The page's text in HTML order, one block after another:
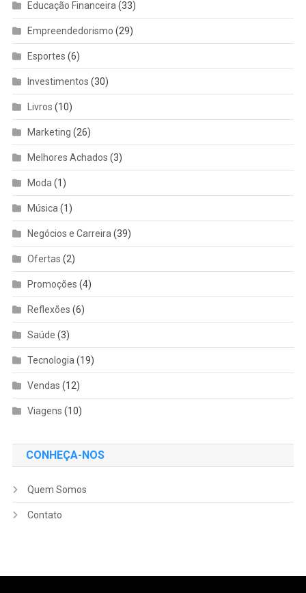
Educação Financeira (33)
Empreendedorismo (29)
Esportes (6)
Investimentos (30)
Livros (10)
Marketing (26)
Melhores Achados (3)
Moda (1)
Música (1)
Negócios e Carreira (39)
Ofertas (2)
Promoções (4)
Reflexões (6)
Saúde (3)
Tecnologia (19)
Vendas (12)
Viagens (10)
CONHEÇA-NOS
Quem Somos
Contato